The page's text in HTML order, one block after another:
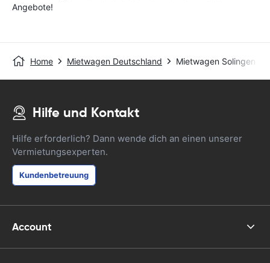
Angebote!
Home Mietwagen Deutschland Mietwagen Solingen
Hilfe und Kontakt
Hilfe erforderlich? Dann wende dich an einen unserer
Vermietungsexperten.
Kundenbetreuung
Account